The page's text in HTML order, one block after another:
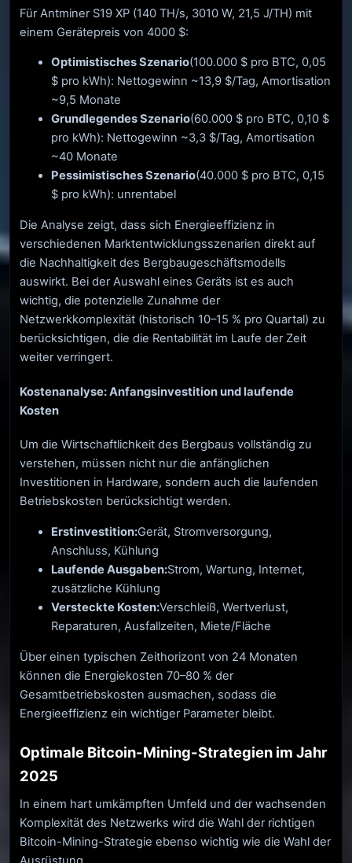
Für Antminer S19 XP (140 TH/s, 3010 W, 21,5 J/TH) mit
einem Gerätepreis von 4000 $:
Optimistisches Szenario(100.000 $ pro BTC, 0,05
$ pro kWh): Nettogewinn ~13,9 $/Tag, Amortisation
~9,5 Monate
Grundlegendes Szenario(60.000 $ pro BTC, 0,10 $
pro kWh): Nettogewinn ~3,3 $/Tag, Amortisation
~40 Monate
Pessimistisches Szenario(40.000 $ pro BTC, 0,15
$ pro kWh): unrentabel
Die Analyse zeigt, dass sich Energieeffizienz in
verschiedenen Marktentwicklungsszenarien direkt auf
die Nachhaltigkeit des Bergbaugeschäftsmodells
auswirkt. Bei der Auswahl eines Geräts ist es auch
wichtig, die potenzielle Zunahme der
Netzwerkkomplexität (historisch 10–15 % pro Quartal) zu
berücksichtigen, die die Rentabilität im Laufe der Zeit
weiter verringert.
Kostenanalyse: Anfangsinvestition und laufende
Kosten
Um die Wirtschaftlichkeit des Bergbaus vollständig zu
verstehen, müssen nicht nur die anfänglichen
Investitionen in Hardware, sondern auch die laufenden
Betriebskosten berücksichtigt werden.
Erstinvestition:Gerät, Stromversorgung,
Anschluss, Kühlung
Laufende Ausgaben:Strom, Wartung, Internet,
zusätzliche Kühlung
Versteckte Kosten:Verschleiß, Wertverlust,
Reparaturen, Ausfallzeiten, Miete/Fläche
Über einen typischen Zeithorizont von 24 Monaten
können die Energiekosten 70–80 % der
Gesamtbetriebskosten ausmachen, sodass die
Energieeffizienz ein wichtiger Parameter bleibt.
Optimale Bitcoin-Mining-Strategien im Jahr
2025
In einem hart umkämpften Umfeld und der wachsenden
Komplexität des Netzwerks wird die Wahl der richtigen
Bitcoin-Mining-Strategie ebenso wichtig wie die Wahl der